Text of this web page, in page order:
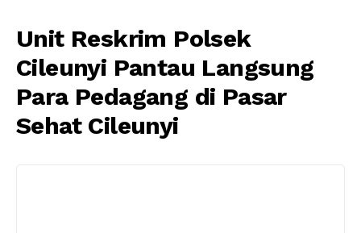
Unit Reskrim Polsek
Cileunyi Pantau Langsung
Para Pedagang di Pasar
Sehat Cileunyi